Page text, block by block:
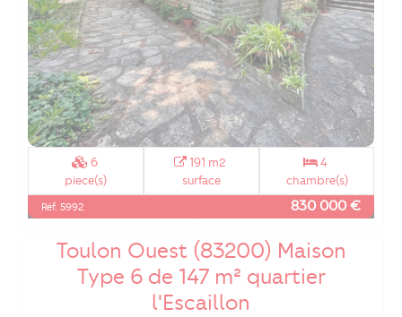
6
piece(s)
191 m2
surface
4
chambre(s)
Réf. 5992 830 000 €
Toulon Ouest (83200) Maison
Type 6 de 147 m² quartier
l'Escaillon